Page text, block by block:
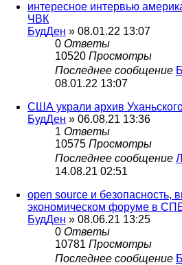
интересное интервью
ЧВК
БудДен » 08.01.22 13:07
0 Ответы
10520 Просмотры
Последнее сообщение
08.01.22 13:07
США украли архив
БудДен » 06.08.21 13:36
1 Ответы
10575 Просмотры
Последнее сообщение
14.08.21 02:51
open source и безопасность,
экономическом форуме в
БудДен » 08.06.21 13:25
0 Ответы
10781 Просмотры
Последнее сообщение